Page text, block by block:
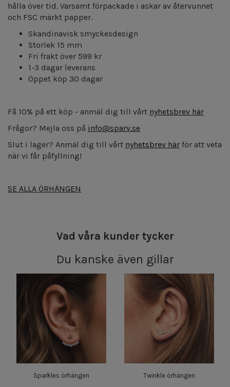
hålla över tid. Varsamt förpackade i askar av återvunnet
och FSC märkt papper.
Skandinavisk smyckesdesign
Storlek 15 mm
Fri frakt över 599 kr
1-3 dagar leverans
Öppet köp 30 dagar
Få 10% på ett köp - anmäl dig till vårt nyhetsbrev här
Frågor? Mejla oss på info@sparv.se
Slut i lager? Anmäl dig till vårt nyhetsbrev här för att veta
när vi får påfyllning!
SE ALLA ÖRHÄNGEN
Vad våra kunder tycker
Du kanske även gillar
Sparkles örhängen Twinkle örhängen